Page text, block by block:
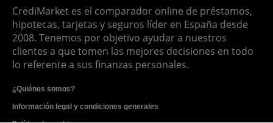
CrediMarket es el comparador online de préstamos,
hipotecas, tarjetas y seguros líder en España desde
2008. Tenemos por objetivo ayudar a nuestros
clientes a que tomen las mejores decisiones en todo
lo referente a sus finanzas personales.
¿Quiénes somos?
Información legal y condiciones generales